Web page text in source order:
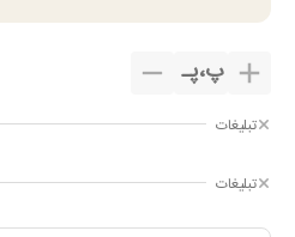
پ،پـ
تبلیغات
تبلیغات